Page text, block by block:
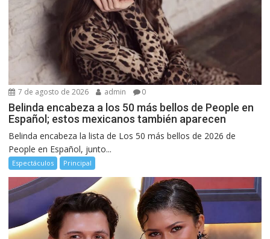
7 de agosto de 2026 admin 0
Belinda encabeza a los 50 más bellos de People en
Español; estos mexicanos también aparecen
Belinda encabeza la lista de Los 50 más bellos de 2026 de
People en Español, junto...
Espectáculos Principal